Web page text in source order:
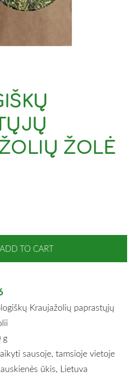
ŽOLĖ
ADD TO CART
Kraujažolių paprastųjų
g
sausoje, tamsioje vietoje
ūkis, Lietuva